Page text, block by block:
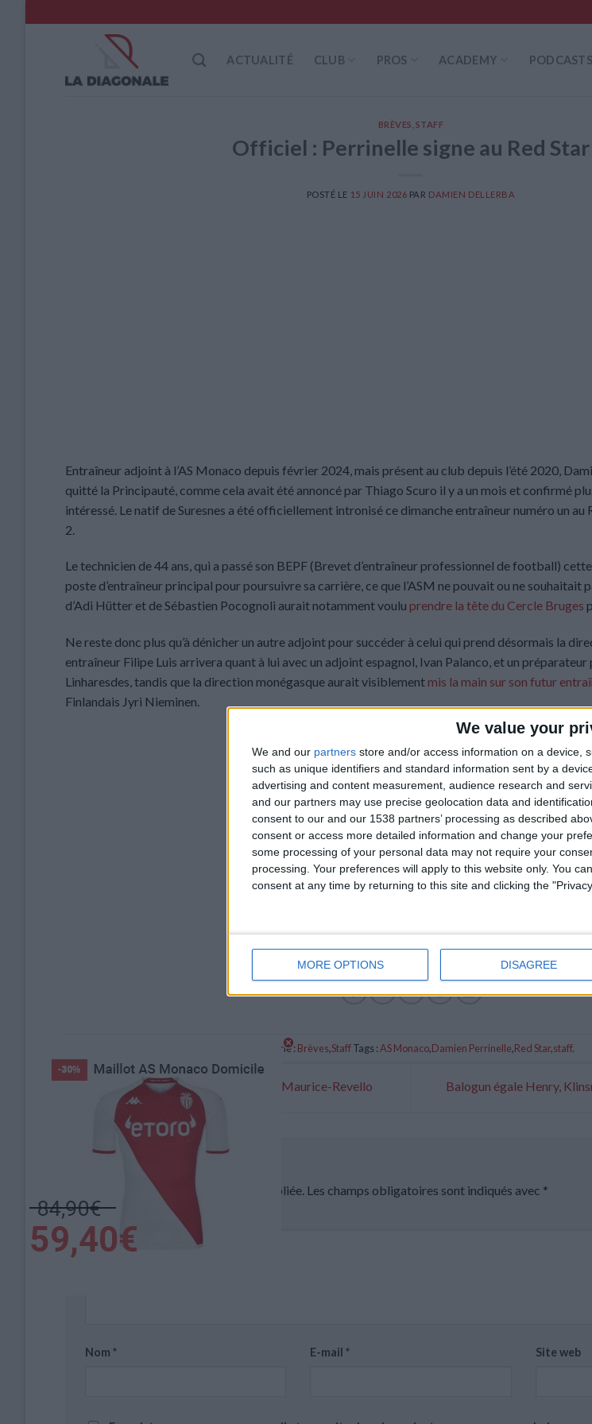
We value your
We and our partners store and/or access information on a device,
such as unique identifiers and standard information sent by a
advertising and content measurement, audience research and
and our partners may use precise geolocation data and
consent to our and our 1538 partners’ processing as described
consent or access more detailed information and change your
some processing of your personal data may not require your
processing. Your preferences will apply to this website only. You
consent at any time by returning to this site and clicking the
MORE OPTIONS DISAGREE
to
ACTUALITÉ CLUB PROS ACADEMY PODCASTS
BRÈVES STAFF
Officiel : Perrinelle signe au Red Star
POSTÉ LE 15 JUIN 2026 PAR DAMIEN DELLERBA
Entraîneur adjoint à l’AS Monaco depuis février 2024, mais présent au club depuis l’été 2020,
quitté la Principauté, comme cela avait été annoncé par Thiago Scuro il y a un mois et confirmé
intéressé. Le natif de Suresnes a été officiellement intronisé ce dimanche entraîneur numéro un au
2.
Le technicien de 44 ans, qui a passé son BEPF (Brevet d’entraîneur professionnel de football)
poste d’entraîneur principal pour poursuivre sa carrière, ce que l’ASM ne pouvait ou ne souhaitait
d’Adi Hütter et de Sébastien Pocognoli aurait notamment voulu prendre la tête du Cercle Bruges
Ne reste donc plus qu’à dénicher un autre adjoint pour succéder à celui qui prend désormais la
entraîneur Filipe Luis arrivera quant à lui avec un adjoint espagnol, Ivan Palanco, et un
Linharesdes, tandis que la direction monégasque aurait visiblement mis la main sur son futur
Finlandais Jyri Nieminen.
Catégorie : Brèves,StaffTags :AS Monaco,Damien Perrinelle,Red Star,staff.
Dendani battu en finale du Tournoi Maurice-Revello Balogun égale Henry,
Laisser un commentaire
Votre adresse e-mail ne sera pas publiée. Les champs obligatoires sont indiqués avec *
Commentaire
Nom * E-mail* Site web